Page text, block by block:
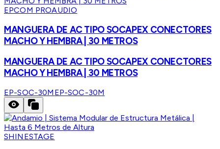
EPCOM PROAUDIO
MANGUERA DE AC TIPO SOCAPEX CONECTORES
MACHO Y HEMBRA | 30 METROS
MANGUERA DE AC TIPO SOCAPEX CONECTORES
MACHO Y HEMBRA | 30 METROS
EP-SOC-30M EP-SOC-30M
SHINESTAGE